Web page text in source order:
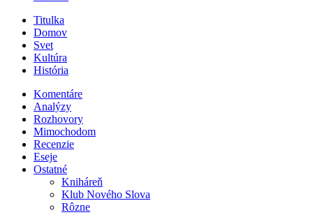
Titulka
Domov
Svet
Kultúra
História
Komentáre
Analýzy
Rozhovory
Mimochodom
Recenzie
Eseje
Ostatné
Kniháreň
Klub Nového Slova
Rôzne